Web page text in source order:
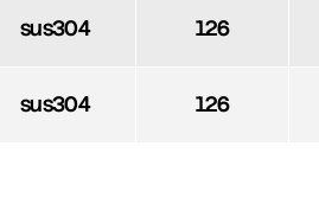
sus304 126
sus304 126